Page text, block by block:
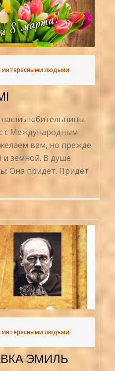
интересными людьми
любительницы
с Международным
вам, но прежде
земной. В душе
Она придёт. Придёт
интересными людьми
ЭМИЛЬ